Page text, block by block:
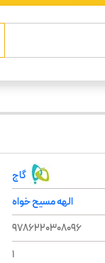
گاج
الهه مسیح خواه
9786220308096
1